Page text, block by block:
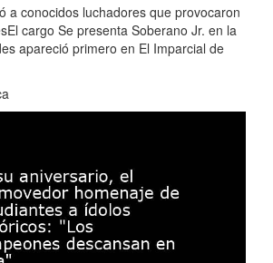
a conocidos luchadores que provocaron
cargo Se presenta Soberano Jr. en la
apareció primero en El Imparcial de